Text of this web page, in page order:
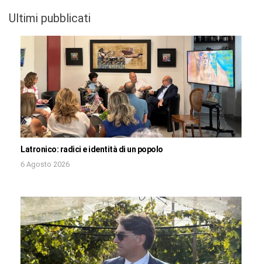
Ultimi pubblicati
Latronico: radici e identità di un popolo
6 Agosto 2026